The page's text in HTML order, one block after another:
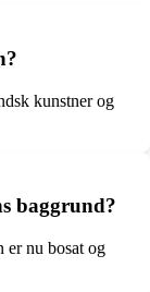
kunstner og
baggrund?
nu bosat og